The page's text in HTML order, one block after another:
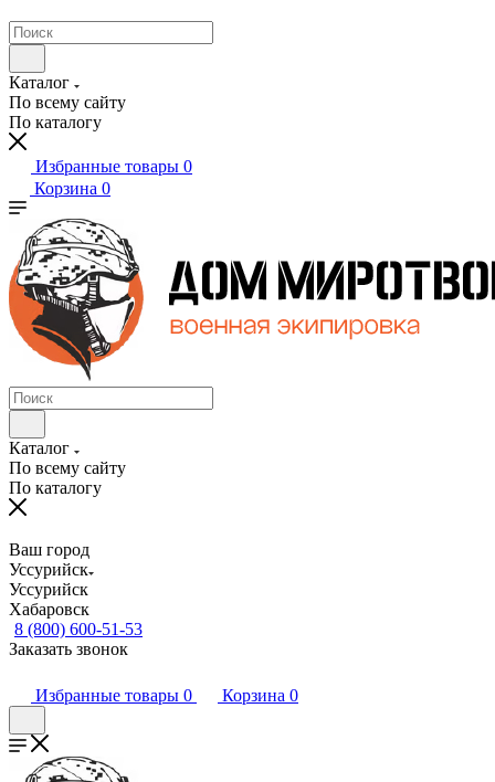
Каталог
По всему сайту
По каталогу
Избранные товары 0
Корзина 0
Каталог
По всему сайту
По каталогу
Ваш город
Уссурийск
Уссурийск
Хабаровск
8 (800) 600-51-53
Заказать звонок
Избранные товары 0 Корзина 0